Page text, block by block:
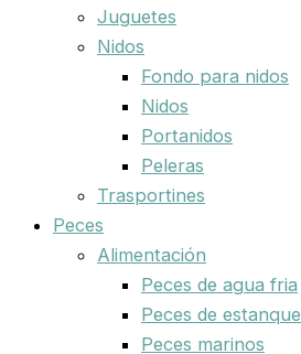
Juguetes
Nidos
Fondo para nidos
Nidos
Portanidos
Peleras
Trasportines
Peces
Alimentación
Peces de agua fria
Peces de estanque
Peces marinos